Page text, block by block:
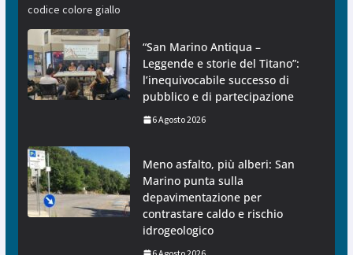
codice colore giallo
“San Marino Antiqua –
Leggende e storie del Titano”:
l’inequivocabile successo di
pubblico e di partecipazione
6 Agosto 2026
Meno asfalto, più alberi: San
Marino punta sulla
depavimentazione per
contrastare caldo e rischio
idrogeologico